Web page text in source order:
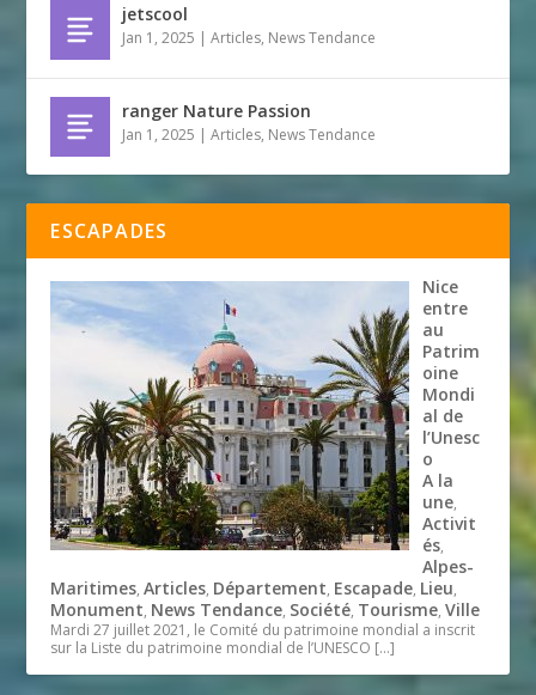
jetscool
Jan 1, 2025 |Articles, News Tendance
ranger Nature Passion
Jan 1, 2025 |Articles, News Tendance
ESCAPADES
Nice
entre
au
Patrim
oine
Mondi
al de
l’Unesc
o
A la
une,
Activit
és,
Alpes-
Maritimes,Articles, Département, Escapade, Lieu,
Monument, News Tendance, Société, Tourisme,Ville
Mardi 27 juillet 2021, le Comité du patrimoine mondial a inscrit
sur la Liste du patrimoine mondial de l’UNESCO […]